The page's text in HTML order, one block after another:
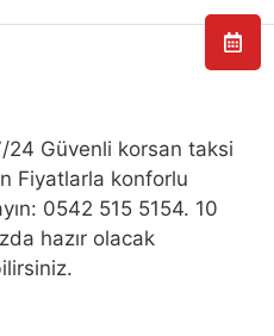
Güvenli korsan taksi
Fiyatlarla konforlu
0542 515 5154. 10
hazır olacak